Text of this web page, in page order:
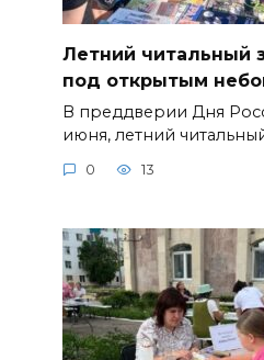
Летний читальный
под открытым
В преддверии Дня
июня, летний
0 13